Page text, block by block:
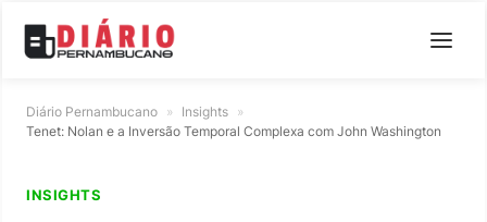
Diário Pernambucano » Insights »
Tenet: Nolan e a Inversão Temporal Complexa com John Washington
INSIGHTS